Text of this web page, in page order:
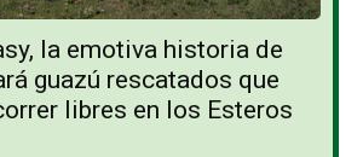
la emotiva historia de
guazú rescatados que
libres en los Esteros